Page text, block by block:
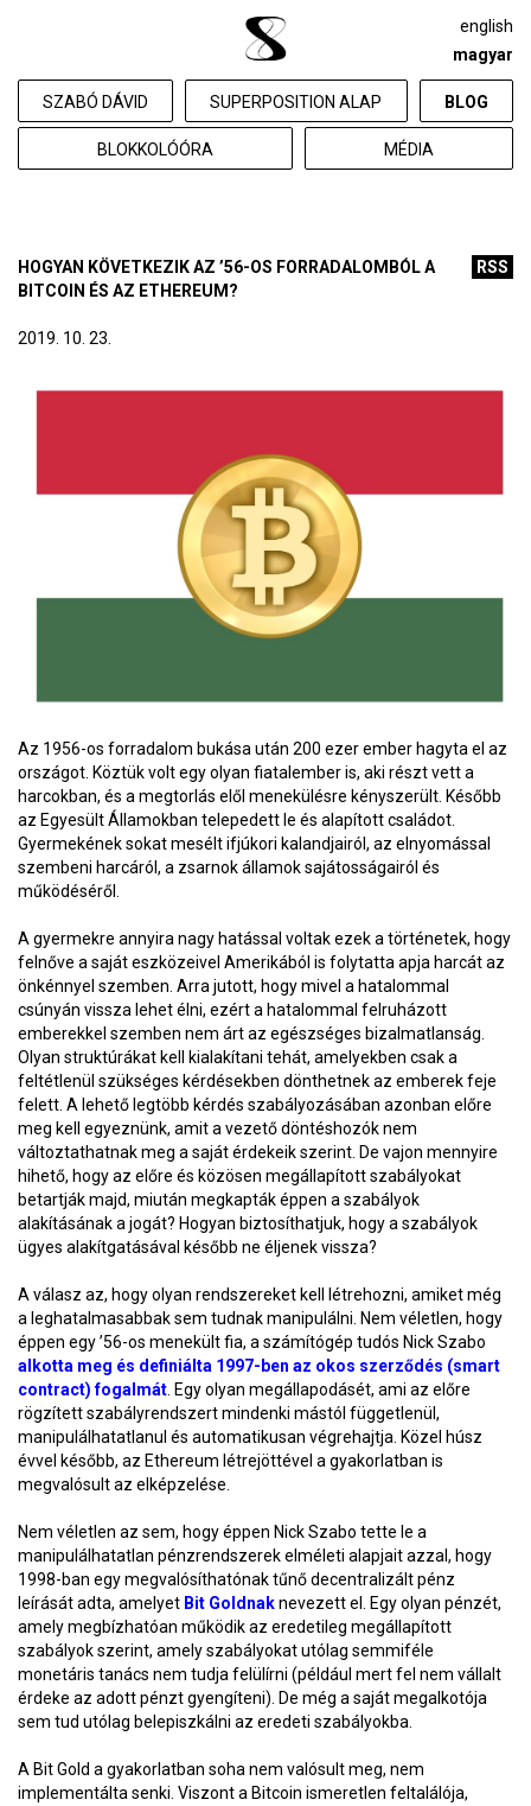
SZABÓ DÁVID SUPERPOSITION ALAP BLOG
BLOKKOLÓÓRA MÉDIA
english
magyar
RSS
HOGYAN KÖVETKEZIK AZ ’56-OS FORRADALOMBÓL A
BITCOIN ÉS AZ ETHEREUM?
2019. 10. 23.
Az 1956-os forradalom bukása után 200 ezer ember hagyta el az
országot. Köztük volt egy olyan fiatalember is, aki részt vett a
harcokban, és a megtorlás elől menekülésre kényszerült. Később
az Egyesült Államokban telepedett le és alapított családot.
Gyermekének sokat mesélt ifjúkori kalandjairól, az elnyomással
szembeni harcáról, a zsarnok államok sajátosságairól és
működéséről.
A gyermekre annyira nagy hatással voltak ezek a történetek, hogy
felnőve a saját eszközeivel Amerikából is folytatta apja harcát az
önkénnyel szemben. Arra jutott, hogy mivel a hatalommal
csúnyán vissza lehet élni, ezért a hatalommal felruházott
emberekkel szemben nem árt az egészséges bizalmatlanság.
Olyan struktúrákat kell kialakítani tehát, amelyekben csak a
feltétlenül szükséges kérdésekben dönthetnek az emberek feje
felett. A lehető legtöbb kérdés szabályozásában azonban előre
meg kell egyeznünk, amit a vezető döntéshozók nem
változtathatnak meg a saját érdekeik szerint. De vajon mennyire
hihető, hogy az előre és közösen megállapított szabályokat
betartják majd, miután megkapták éppen a szabályok
alakításának a jogát? Hogyan biztosíthatjuk, hogy a szabályok
ügyes alakítgatásával később ne éljenek vissza?
A válasz az, hogy olyan rendszereket kell létrehozni, amiket még
a leghatalmasabbak sem tudnak manipulálni. Nem véletlen, hogy
éppen egy ’56-os menekült fia, a számítógép tudós Nick Szabo
alkotta meg és definiálta 1997-ben az okos szerződés (smart
contract) fogalmát . Egy olyan megállapodásét, ami az előre
rögzített szabályrendszert mindenki mástól függetlenül,
manipulálhatatlanul és automatikusan végrehajtja. Közel húsz
évvel később, az Ethereum létrejöttével a gyakorlatban is
megvalósult az elképzelése.
Nem véletlen az sem, hogy éppen Nick Szabo tette le a
manipulálhatatlan pénzrendszerek elméleti alapjait azzal, hogy
1998-ban egy megvalósíthatónak tűnő decentralizált pénz
leírását adta, amelyet Bit Goldnaknevezett el. Egy olyan pénzét,
amely megbízhatóan működik az eredetileg megállapított
szabályok szerint, amely szabályokat utólag semmiféle
monetáris tanács nem tudja felülírni (például mert fel nem vállalt
érdeke az adott pénzt gyengíteni). De még a saját megalkotója
sem tud utólag belepiszkálni az eredeti szabályokba.
A Bit Gold a gyakorlatban soha nem valósult meg, nem
implementálta senki. Viszont a Bitcoin ismeretlen feltalálója,